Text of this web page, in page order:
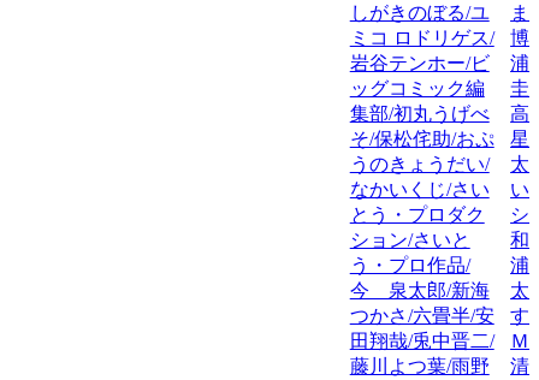
しがきのぼる/ユ
ミコ ロドリゲス/
岩谷テンホー/ビ
ッグコミック編
集部/初丸うげべ
そ/保松侘助/おぷ
うのきょうだい/
なかいくじ/さい
とう・プロダク
ション/さいと
う・プロ作品/
今 泉太郎/新海
つかさ/六畳半/安
田翔哉/兎中晋二/
藤川よつ葉/雨野
ま
博/
浦
圭/
高
星/
太
い
シ
和
浦
太
す
Ｍ
清